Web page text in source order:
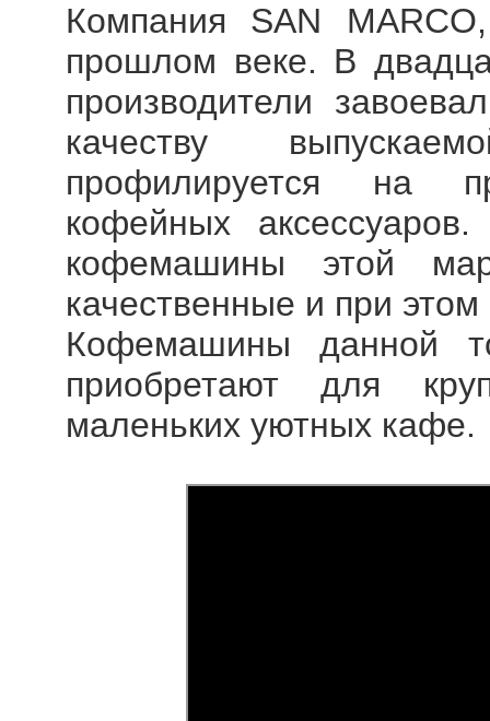
Компания SAN
прошлом веке. В
производители
качеству
профилируется на
кофейных
кофемашины этой
качественные и при
Кофемашины данной
приобретают для
маленьких уютных кафе.